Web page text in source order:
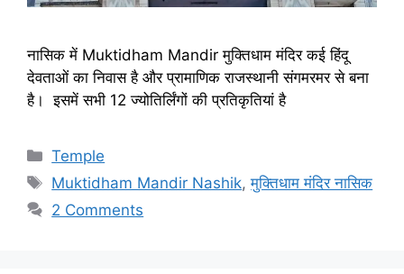
नासिक में Muktidham Mandir मुक्तिधाम मंदिर कई हिंदू
देवताओं का निवास है और प्रामाणिक राजस्थानी संगमरमर से बना
है। इसमें सभी 12 ज्योतिर्लिंगों की प्रतिकृतियां है
Categories
Temple
Tags
Muktidham Mandir Nashik,मुक्तिधाम मंदिर नासिक
2 Comments